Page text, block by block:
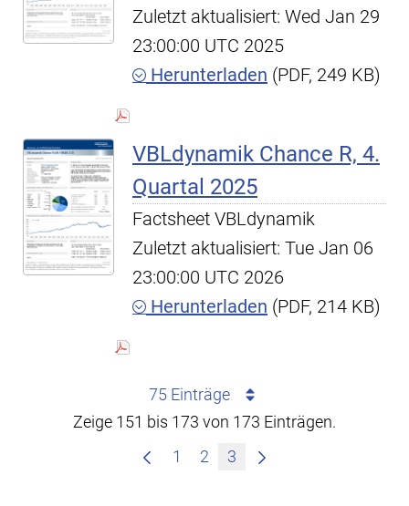
Zuletzt aktualisiert: Wed Jan 29
23:00:00 UTC 2025
Herunterladen (PDF, 249 KB)
VBLdynamik Chance R, 4.
Quartal 2025
Factsheet VBLdynamik
Zuletzt aktualisiert: Tue Jan 06
23:00:00 UTC 2026
Herunterladen (PDF, 214 KB)
75 Einträge
Zeige 151 bis 173 von 173 Einträgen.
1
2 3